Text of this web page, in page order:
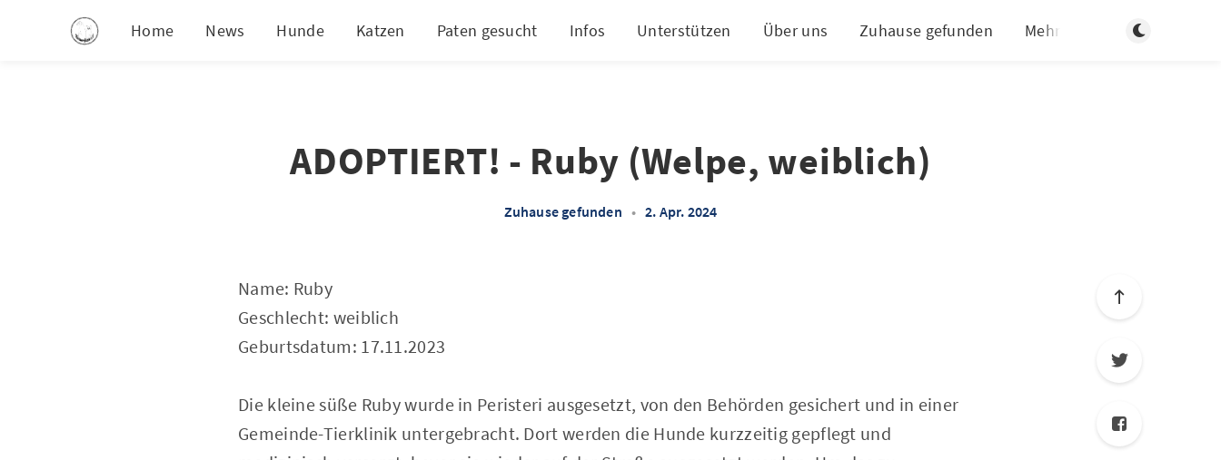
Home News Hunde Katzen Paten gesucht Infos Unterstützen Über uns Zuhause gefunden Mehr Dunklen
ADOPTIERT! - Ruby (Welpe, weiblich)
Zuhause gefunden • 2. Apr. 2024
Name: Ruby
Geschlecht: weiblich
Geburtsdatum: 17.11.2023
Die kleine süße Ruby wurde in Peristeri ausgesetzt, von den Behörden gesichert und in einer
Gemeinde-Tierklinik untergebracht. Dort werden die Hunde kurzzeitig gepflegt und